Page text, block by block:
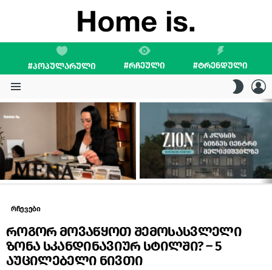
#ᲞᲝᲞᲣᲚᲐᲠᲣᲚᲘ #ᲠᲩᲔᲣᲚᲘ #ᲢᲠᲔᲜᲓᲣᲚᲘ
SKIN
STORIES
რჩევები
როგორ მოვაწყოთ შემოსასვლელი
ზონა სკანდინავიურ სტილში? – 5
აუცილებელი ნივთი